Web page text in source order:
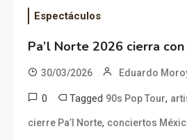
Espectáculos
Pa’l Norte 2026 cierra
30/03/2026 Eduardo
0 Tagged 90s Pop Tour,
cierre Pa’l Norte, conciertos